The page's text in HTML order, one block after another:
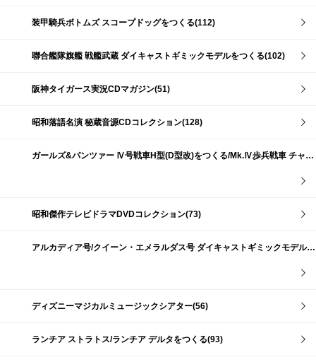
装甲騎兵ボトムズ スコープドッグをつくる(112)
聯合艦隊旗艦 戦艦武蔵 ダイキャストギミックモデルをつくる(102)
阪神タイガース実況CDマガジン(51)
昭和落語名演 秘蔵音源CDコレクション(128)
ガールズ&パンツァー Ⅳ号戦車H型(D型改)をつくる/Mk.Ⅳ歩兵戦車 チャーチルMk.Ⅶをつくる(191)
昭和傑作テレビドラマDVDコレクション(73)
アルカディア号/クイーン・エメラルダス号 ダイキャストギミックモデルをつくる(159)
ディズニーマジカルミュージックシアター(56)
ランチア ストラトス/ランチア デルタをつくる(93)